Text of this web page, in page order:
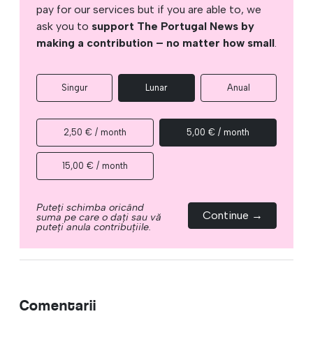
pay for our services but if you are able to, we
ask you to support The Portugal News by
making a contribution – no matter how small.
Singur Lunar Anual
2,50 € / month 5,00 € / month
15,00 € / month
Puteți schimba oricând
suma pe care o dați sau vă
puteți anula contribuțiile.
Continue →
Comentarii